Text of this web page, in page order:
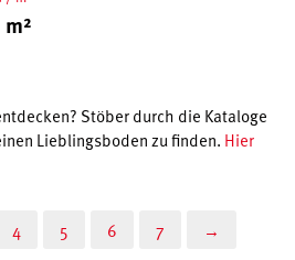
9,95€. Stöber durch die Kataloge
Lieblingsboden zu finden. Hier
4 5 6 7 →